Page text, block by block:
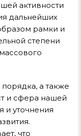
активности
дальнейших
рамки и
степени
а также
и сфера нашей
и уточнения
что